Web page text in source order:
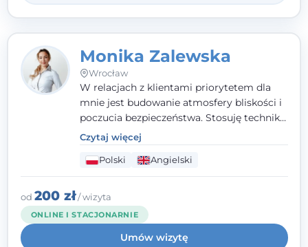
zasobach.
Monika Zalewska
Wrocław
W relacjach z klientami priorytetem dla
mnie jest budowanie atmosfery bliskości i
poczucia bezpieczeństwa. Stosuję techniki
poznawczo-behawioralne oraz metody,
które koncentrują się na rozwiązaniach
(TSR). Te polegają na osiąganiu
zamierzonych celów (doprowadzeniu do
rozwiązania trudnych sytuacji) poprzez
identyfikowanie i wzmacnianie zasobów
oraz mocnych stron klienta. W swojej
pracy korzystam także z metod dialogu
Czytaj więcej
Polski Angielski
od 200 zł/ wizyta
ONLINE I STACJONARNIE
Umów wizytę